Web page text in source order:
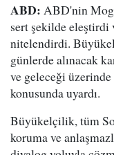
ABD: ABD'nin
sert şekilde eleştirdi
nitelendirdi.
günlerde alınacak
ve geleceği
konusunda uyardı.
Büyükelçilik, tüm
koruma ve